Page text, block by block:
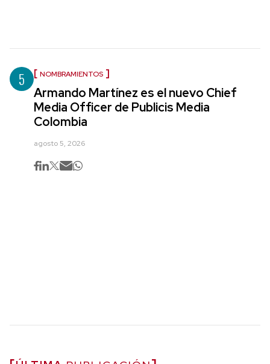
5 NOMBRAMIENTOS
Armando Martínez es el nuevo Chief
Media Officer de Publicis Media
Colombia
agosto 5, 2026